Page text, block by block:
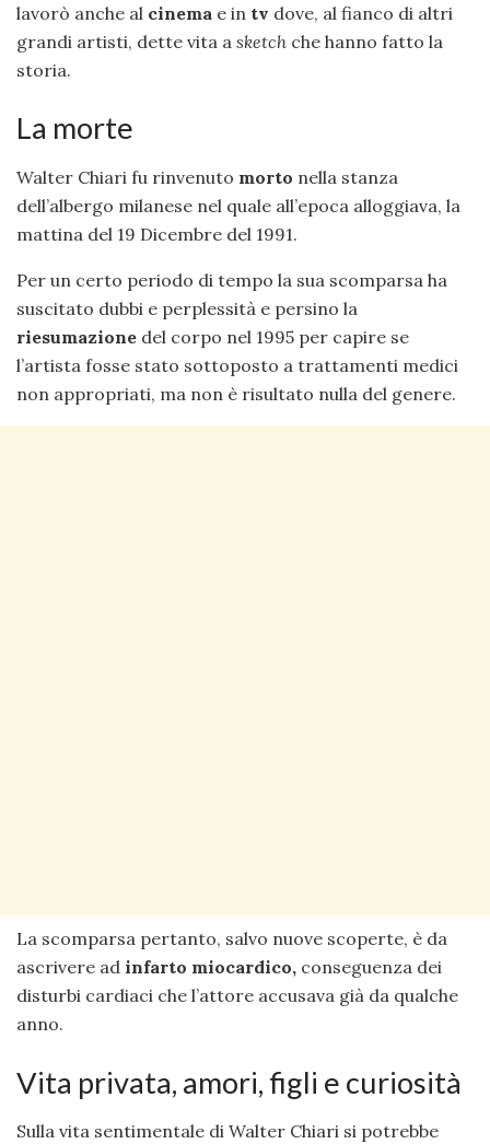
lavorò anche al cinema e in tv dove, al fianco di altri
grandi artisti, dette vita a sketch che hanno fatto la
storia.
La morte
Walter Chiari fu rinvenuto morto nella stanza
dell’albergo milanese nel quale all’epoca alloggiava, la
mattina del 19 Dicembre del 1991.
Per un certo periodo di tempo la sua scomparsa ha
suscitato dubbi e perplessità e persino la
riesumazione del corpo nel 1995 per capire se
l’artista fosse stato sottoposto a trattamenti medici
non appropriati, ma non è risultato nulla del genere.
La scomparsa pertanto, salvo nuove scoperte, è da
ascrivere ad infarto miocardico, conseguenza dei
disturbi cardiaci che l’attore accusava già da qualche
anno.
Vita privata, amori, figli e curiosità
Sulla vita sentimentale di Walter Chiari si potrebbe